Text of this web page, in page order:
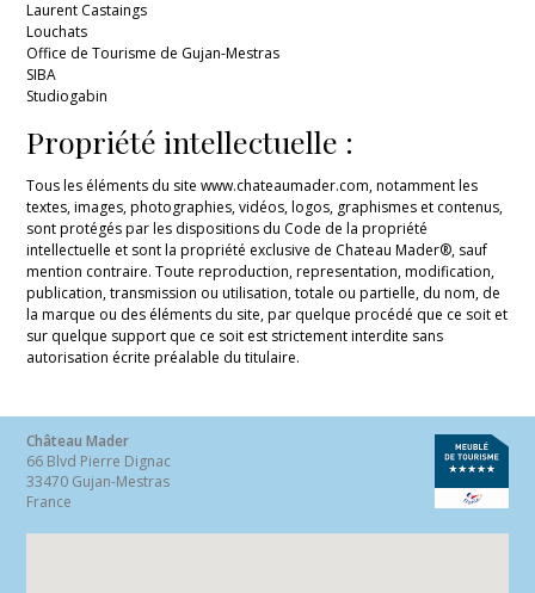
Laurent Castaings
Louchats
Office de Tourisme de Gujan-Mestras
SIBA
Studiogabin
Propriété intellectuelle :
Tous les éléments du site www.chateaumader.com, notamment les
textes, images, photographies, vidéos, logos, graphismes et contenus,
sont protégés par les dispositions du Code de la propriété
intellectuelle et sont la propriété exclusive de Chateau Mader®, sauf
mention contraire. Toute reproduction, representation, modification,
publication, transmission ou utilisation, totale ou partielle, du nom, de
la marque ou des éléments du site, par quelque procédé que ce soit et
sur quelque support que ce soit est strictement interdite sans
autorisation écrite préalable du titulaire.
Château Mader
66 Blvd Pierre Dignac
33470 Gujan-Mestras
France